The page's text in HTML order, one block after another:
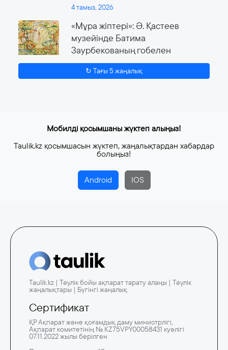
4 тамыз, 2026
«Мұра жіптері»: Ә. Қастеев
музейінде Батима
Заурбекованың гобелен
өнеріне арналған ауқымды
көрме өтеді
↻ Тағы 5 жаңалық
Мобилді қосымшаны жүктеп алыңыз!
Taulik.kz қосымшасын жүктеп, жаңалықтардан хабардар
болыңыз!
Android IOS
Taulik.kz | Тәулік бойы ақпарат тарату алаңы | Тәулік
жаңалықтары | Бүгінгі жаңалық
Сертификат
ҚР Ақпарат және қоғамдық даму министрлігі,
Ақпарат комитетінің № KZ75VPY00058431 куәлігі
07.11.2022 жылы берілген